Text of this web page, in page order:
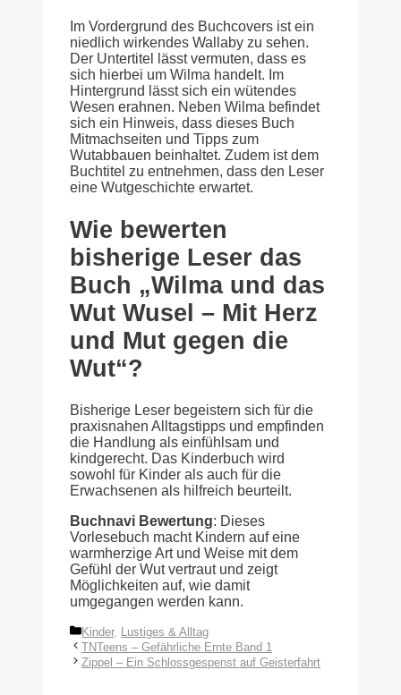
Im Vordergrund des Buchcovers ist ein
niedlich wirkendes Wallaby zu sehen.
Der Untertitel lässt vermuten, dass es
sich hierbei um Wilma handelt. Im
Hintergrund lässt sich ein wütendes
Wesen erahnen. Neben Wilma befindet
sich ein Hinweis, dass dieses Buch
Mitmachseiten und Tipps zum
Wutabbauen beinhaltet. Zudem ist dem
Buchtitel zu entnehmen, dass den Leser
eine Wutgeschichte erwartet.
Wie bewerten
bisherige Leser das
Buch „Wilma und das
Wut Wusel – Mit Herz
und Mut gegen die
Wut“?
Bisherige Leser begeistern sich für die
praxisnahen Alltagstipps und empfinden
die Handlung als einfühlsam und
kindgerecht. Das Kinderbuch wird
sowohl für Kinder als auch für die
Erwachsenen als hilfreich beurteilt.
Buchnavi Bewertung: Dieses
Vorlesebuch macht Kindern auf eine
warmherzige Art und Weise mit dem
Gefühl der Wut vertraut und zeigt
Möglichkeiten auf, wie damit
umgegangen werden kann.
Kategorien
Kinder, Lustiges & Alltag
TNTeens – Gefährliche Ernte Band 1
Zippel – Ein Schlossgespenst auf Geisterfahrt